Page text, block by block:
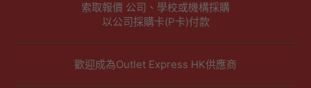
索取報價 公司、學校或機構採購
以公司採購卡(P卡)付款
歡迎成為Outlet Express HK供應商